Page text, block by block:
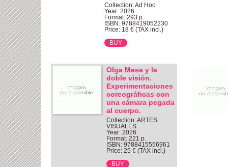
Collection: Ad Hoc
Year: 2026
Format: 293 p.
ISBN: 9788419052230
Price: 18 € (TAX incl.)
Olga Mesa y la
doble visión.
Experimentaciones
coreográficas con
una cámara pegada
al cuerpo.
Collection: ARTES
VISUALES
Year: 2026
Format: 221 p.
ISBN: 9788415556961
Price: 25 € (TAX incl.)